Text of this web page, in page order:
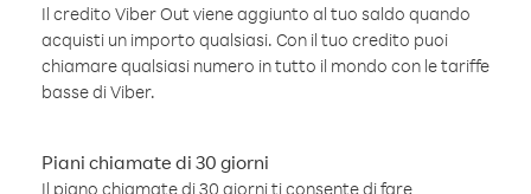
Il credito Viber Out viene aggiunto al tuo saldo quando
acquisti un importo qualsiasi. Con il tuo credito puoi
chiamare qualsiasi numero in tutto il mondo con le tariffe
basse di Viber.
Piani chiamate di 30 giorni
Il piano chiamate di 30 giorni ti consente di fare